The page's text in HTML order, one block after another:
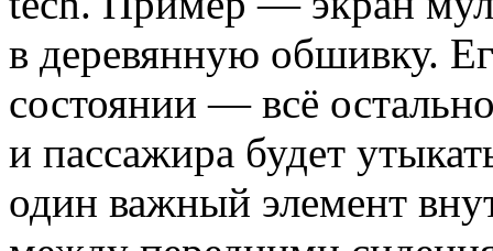
в деревянную обшивку.
состоянии — всё
и пассажира будет
один важный элемент